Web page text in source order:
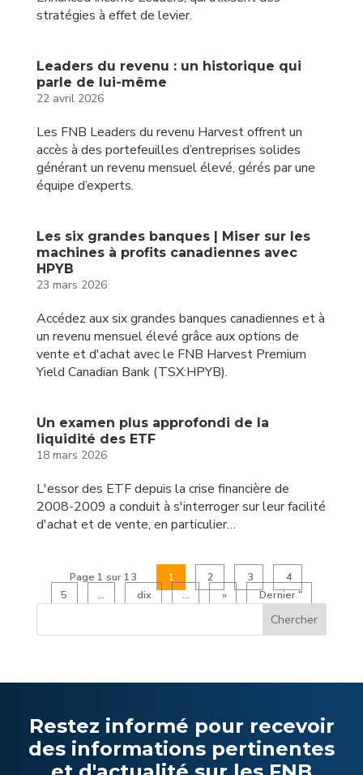
stratégies à effet de levier.
Leaders du revenu : un historique qui
parle de lui-même
22 avril 2026
Les FNB Leaders du revenu Harvest offrent un
accès à des portefeuilles d’entreprises solides
générant un revenu mensuel élevé, gérés par une
équipe d’experts.
Les six grandes banques | Miser sur les
machines à profits canadiennes avec
HPYB
23 mars 2026
Accédez aux six grandes banques canadiennes et à
un revenu mensuel élevé grâce aux options de
vente et d'achat avec le FNB Harvest Premium
Yield Canadian Bank (TSX:HPYB).
Un examen plus approfondi de la
liquidité des ETF
18 mars 2026
L'essor des ETF depuis la crise financière de
2008-2009 a conduit à s'interroger sur leur facilité
d'achat et de vente, en particulier…
Page 1 sur 13 1 2 3
4
5
... dix ... » Dernier "
Restez informé pour recevoir
des informations pertinentes